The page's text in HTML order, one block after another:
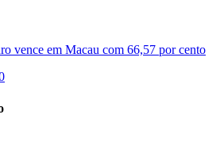
vence em Macau com 66,57 por cento